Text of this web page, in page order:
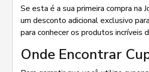
Se esta é a sua primeira compra na
um desconto adicional exclusivo
para conhecer os produtos incríveis
Onde Encontrar